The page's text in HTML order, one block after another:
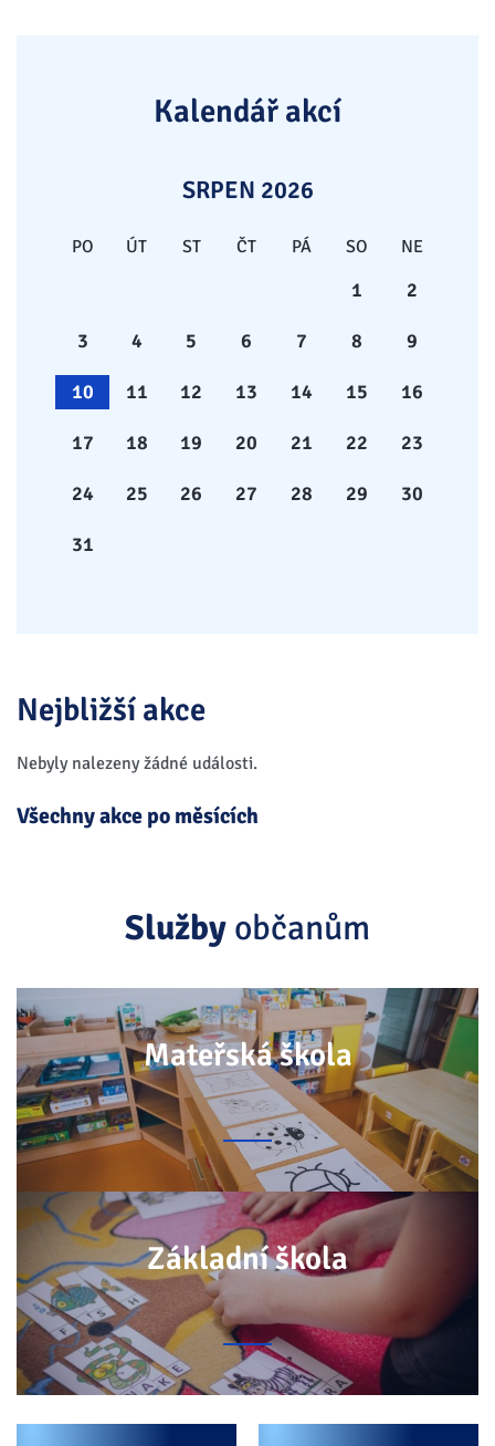
Kalendář akcí
SRPEN 2026
PO ÚT ST ČT PÁ SO NE
1 2
3 4 5 6 7 8 9
10 11 12 13 14 15 16
17 18 19 20 21 22 23
24 25 26 27 28 29 30
31
Nejbližší akce
Nebyly nalezeny žádné události.
Všechny akce po měsících
Služby občanům
Mateřská škola
Základní škola